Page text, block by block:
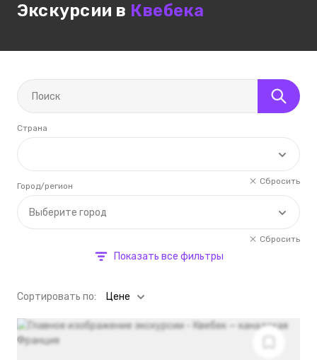
Экскурсии в Квебека
Страна
Сбросить
Выберите город
Город/регион
Сбросить
Показать все фильтры
Cортировать по: Цене